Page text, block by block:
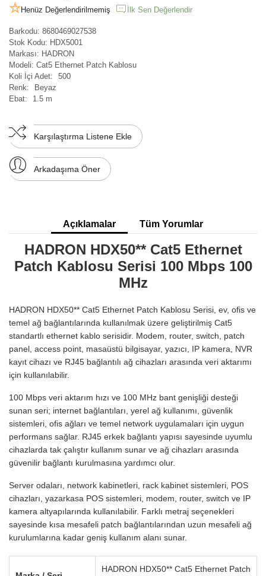
Henüz Değerlendirilmemiş İlk Sen Değerlendir
Barkodu: 8680469027538
Stok Kodu: HDX5001
Markası: HADRON
Modeli: Cat5 Ethernet Patch Kablosu
Koli İçi Adet:
500
Renk:
Beyaz
Ebat:
1.5 m
Karşılaştırma Listene Ekle
Arkadaşıma Öner
Açıklamalar Tüm Yorumlar
HADRON HDX50** Cat5 Ethernet
Patch Kablosu Serisi 100 Mbps 100
MHz
HADRON HDX50** Cat5 Ethernet Patch Kablosu Serisi, ev, ofis ve
temel ağ bağlantılarında kullanılmak üzere geliştirilmiş Cat5
standartlı ethernet kablo serisidir. Modem, router, switch, patch
panel, access point, masaüstü bilgisayar, yazıcı, IP kamera, NVR
kayıt cihazı ve RJ45 bağlantılı ağ cihazları arasında veri aktarımı
için kullanılabilir.
100 Mbps veri aktarım hızı ve 100 MHz bant genişliği desteği
sunan seri; internet bağlantıları, yerel ağ kullanımı, güvenlik
sistemleri, ofis ağları ve temel network uygulamaları için uygun
performans sağlar. RJ45 erkek bağlantı yapısı sayesinde uyumlu
cihazlarda tak çalıştır kullanım sunar ve ağ cihazları arasında
güvenilir bağlantı kurulmasına yardımcı olur.
Server odaları, network kabinetleri, rack kabinet sistemleri, POS
cihazları, yazarkasa POS sistemleri, modem, router, switch ve IP
kamera altyapılarında kullanılabilir. Farklı metraj seçenekleri
sayesinde kısa mesafeli patch bağlantılarından uzun mesafeli ağ
kurulumlarına kadar geniş kullanım alanı sunar.
HADRON HDX50** Cat5 Ethernet Patch